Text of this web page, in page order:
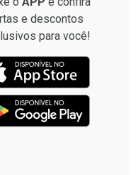
e descontos
para você!